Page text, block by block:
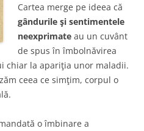
Cartea merge pe ideea că
gândurile şi sentimentele
neexprimate au un cuvânt
de spus în îmbolnăvirea
chiar la apariţia unor maladii.
ceea ce simţim, corpul o
o îmbinare a